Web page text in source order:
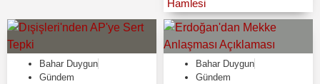
Hamlesi
Bahar Duygun
Gündem
Bahar Duygun
Gündem